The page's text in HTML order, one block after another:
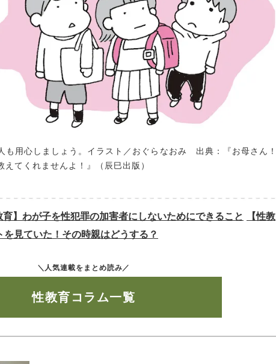
も用心しましょう。イラスト／おぐらなおみ 出典：『お母さん！
てくれませんよ！』（辰巳出版）
育】わが子を性犯罪の加害者にしないためにできること
【性教
見ていた！その時親はどうする？
＼人気連載をまとめ読み／
性教育コラム一覧